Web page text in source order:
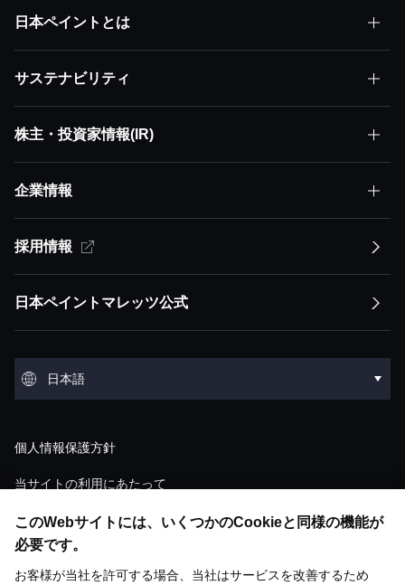
このWebサイトには、いくつかのCookieと同様の機能が
必要です。
お客様が当社を許可する場合、当社はサービスを改善するため
日本ペイントとは
日本ペイントとはトップ
株主価値最大化（MSV）
アセット・アセンブラー
競争優位性
トップメッセージ
サステナビリティ
サステナビリティトップ
サステナビリティ方針
サステナビリティ方針トップ
ESGステートメント ESGマネジメント
マテリアリティ
イノベーション
環境
環境トップ
環境汚染
水
人権
ガバナンストップ
コーポレート・ガバナンスの概要
取締役会について
調達
基本方針
リスク評価
ESGライブラリ
株主・投資家情報(IR)
株主・投資家情報(IR)トップ
経営方針
経営方針トップ
「アセット・アセンブラー」モデルの競争優
財務・M&A戦略
IRライブラリ
IRライブラリトップ
決算短信
説明会資料・動画
有価証券報告書
株主総会
業績・財務・ESGデータトップ
直近の業績・見通し
連結財務諸表
個人投資家の皆様へ
個人投資家の皆様へトップ
塗料の魅力と市場成長性
企業情報
企業情報トップ
会社概要
会社概要トップ
沿革
役員紹介
ショールーム
歴史館
グループ概要
アセット：DuluxGroup（太平洋・欧州）
研究開発
研究開発トップ
技術情報一覧
開発ストーリー
採用情報
日本ペイントマレッツ公式
日本語
個人情報保護方針
当サイトの利用にあたって
ウェブアクセシビリティ対応方針
ソーシャルメディアポリシー